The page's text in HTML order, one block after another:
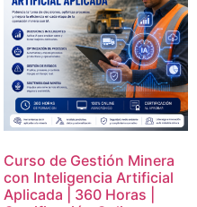
Curso de Gestión Minera
con Inteligencia Artificial
Aplicada | 360 Horas |